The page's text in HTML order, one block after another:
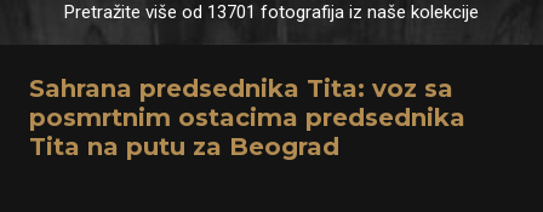
Pretražite više od 13701 fotografija iz naše kolekcije
Sahrana predsednika Tita: voz sa
posmrtnim ostacima predsednika
Tita na putu za Beograd